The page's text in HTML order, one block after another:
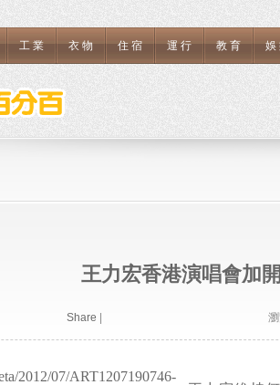
工業 衣物 住宿 運行 教育
王力宏香港演唱會加
Share